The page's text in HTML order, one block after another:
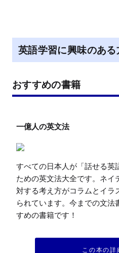
英語学習に興味のある
おすすめの書籍
すべての日本人が「話せる英
ための英文法大全です。ネイ
対する考え方がコラムとイラ
られています。今までの文法
すめの書籍です！
この本の詳